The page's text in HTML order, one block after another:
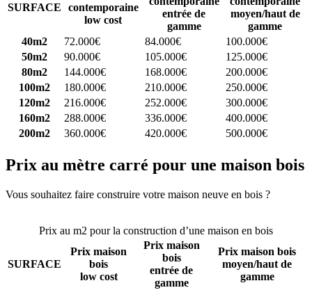
SURFACE
contemporaine
low cost
entrée de
gamme
moyen/haut de
gamme
40m2
72.000€ 84.000€
100.000€
50m2
90.000€ 105.000€
125.000€
80m2
144.000€ 168.000€
200.000€
100m2
180.000€ 210.000€
250.000€
120m2
216.000€ 252.000€
300.000€
160m2
288.000€ 336.000€
400.000€
200m2
360.000€ 420.000€ 500.000€
Prix au mètre carré pour une maison bois
Vous souhaitez faire construire votre maison neuve en bois ?
Prix au m2 pour la construction d’une maison en bois
SURFACE
Prix maison
bois
low cost
Prix maison
bois
entrée de
gamme
Prix maison bois
moyen/haut de
gamme